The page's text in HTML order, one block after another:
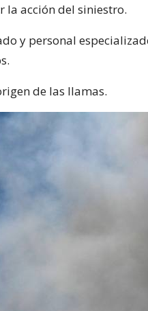
acción del siniestro.
y personal
de las llamas.